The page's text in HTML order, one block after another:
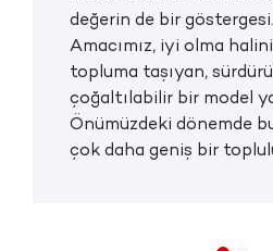
değerin de bir göstergesi.
Amacımız, iyi olma
topluma taşıyan,
çoğaltılabilir bir model
Önümüzdeki dönemde
çok daha geniş bir